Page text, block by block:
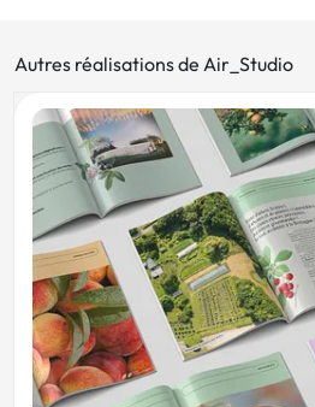
Autres réalisations de Air_Studio